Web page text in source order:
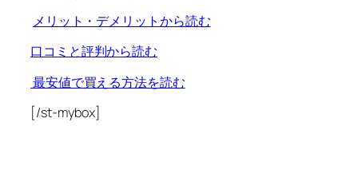
メリット・デメリットから読む
口コミと評判から読む
最安値で買える方法を読む
[/st-mybox]